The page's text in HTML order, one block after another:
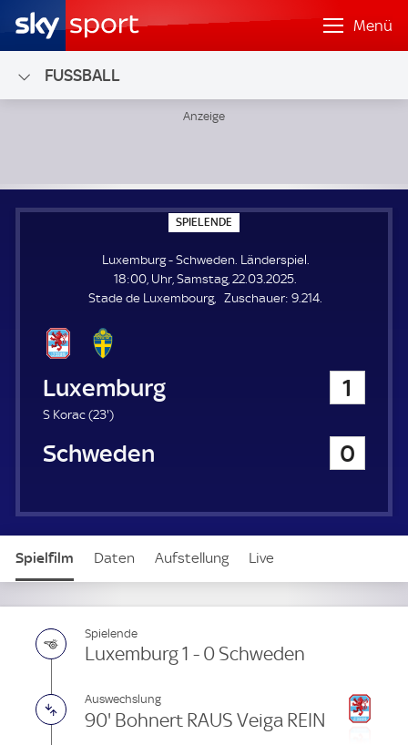
Menü
FUSSBALL
SPIELENDE
P
E
L
E
N
Luxemburg - Schweden. Länderspiel.
18:00, Uhr, Samstag, 22.03.2025.
Stade de Luxembourg
Zuschauer: Z
9.214.
Luxemburg 1
S Korac (23'2
.
e
)
Schweden 0
Spielfilm Daten Aufstellung Live
Spielende
Luxemburg 1 - 0 Schweden
Auswechslung
90' Bohnert RAUS Veiga REIN